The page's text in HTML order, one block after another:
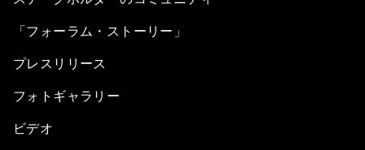
「フォーラム・ストーリー」
プレスリリース
フォトギャラリー
ビデオ